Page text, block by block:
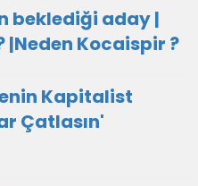
beklediği aday |
|Neden Kocaispir ?
Kapitalist
Çatlasın'